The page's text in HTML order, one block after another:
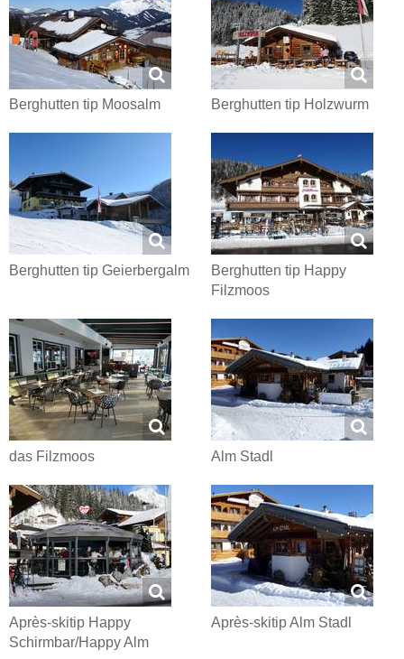
Berghutten tip Moosalm Berghutten tip Holzwurm
Berghutten tip Geierbergalm
Berghutten tip Happy
Filzmoos
das Filzmoos Alm Stadl
Après-skitip Happy
Schirmbar/Happy Alm
Après-skitip Alm Stadl